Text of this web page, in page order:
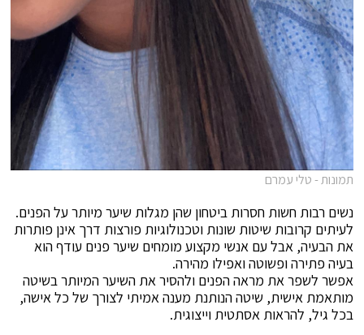
תמונות - טלי עמרם
נשים רבות חשות חסרות ביטחון שהן מגלות שיער מיותר על הפנים.
לעיתים קרובות שיטות שונות וטכנולוגיות פורצות דרך אינן פותרות
את הבעיה, אבל עם אנשי מקצוע מומחים שיער פנים עודף הוא
בעיה פתירה ופשוטה ואפילו מהירה.
אפשר לשפר את מראה הפנים ולהסיר את השיער המיותר בשיטה
מותאמת אישית, שיטה הנותנת מענה אמיתי לצורך של כל אישה,
בכל גיל, להראות אסתטית וייצוגית.